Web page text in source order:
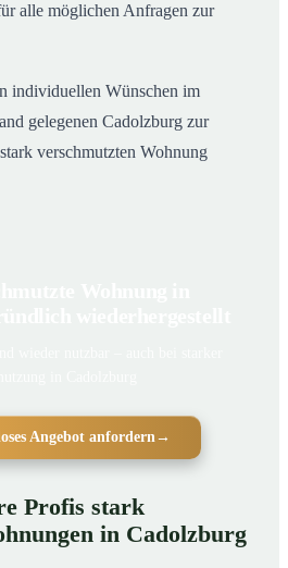
alle möglichen Anfragen zur
individuellen Wünschen im
gelegenen Cadolzburg zur
verschmutzten Wohnung
Angebot anfordern→
Profis stark
in Cadolzburg